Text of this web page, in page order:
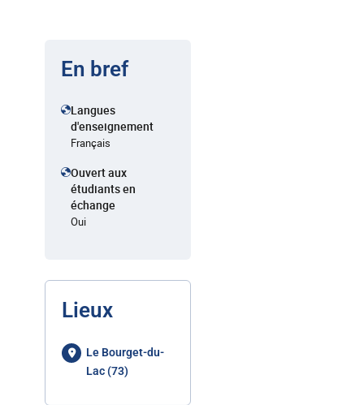
En bref
Langues
d'enseignement
Français
Ouvert aux
étudiants en
échange
Oui
Lieux
Le Bourget-du-
Lac (73)